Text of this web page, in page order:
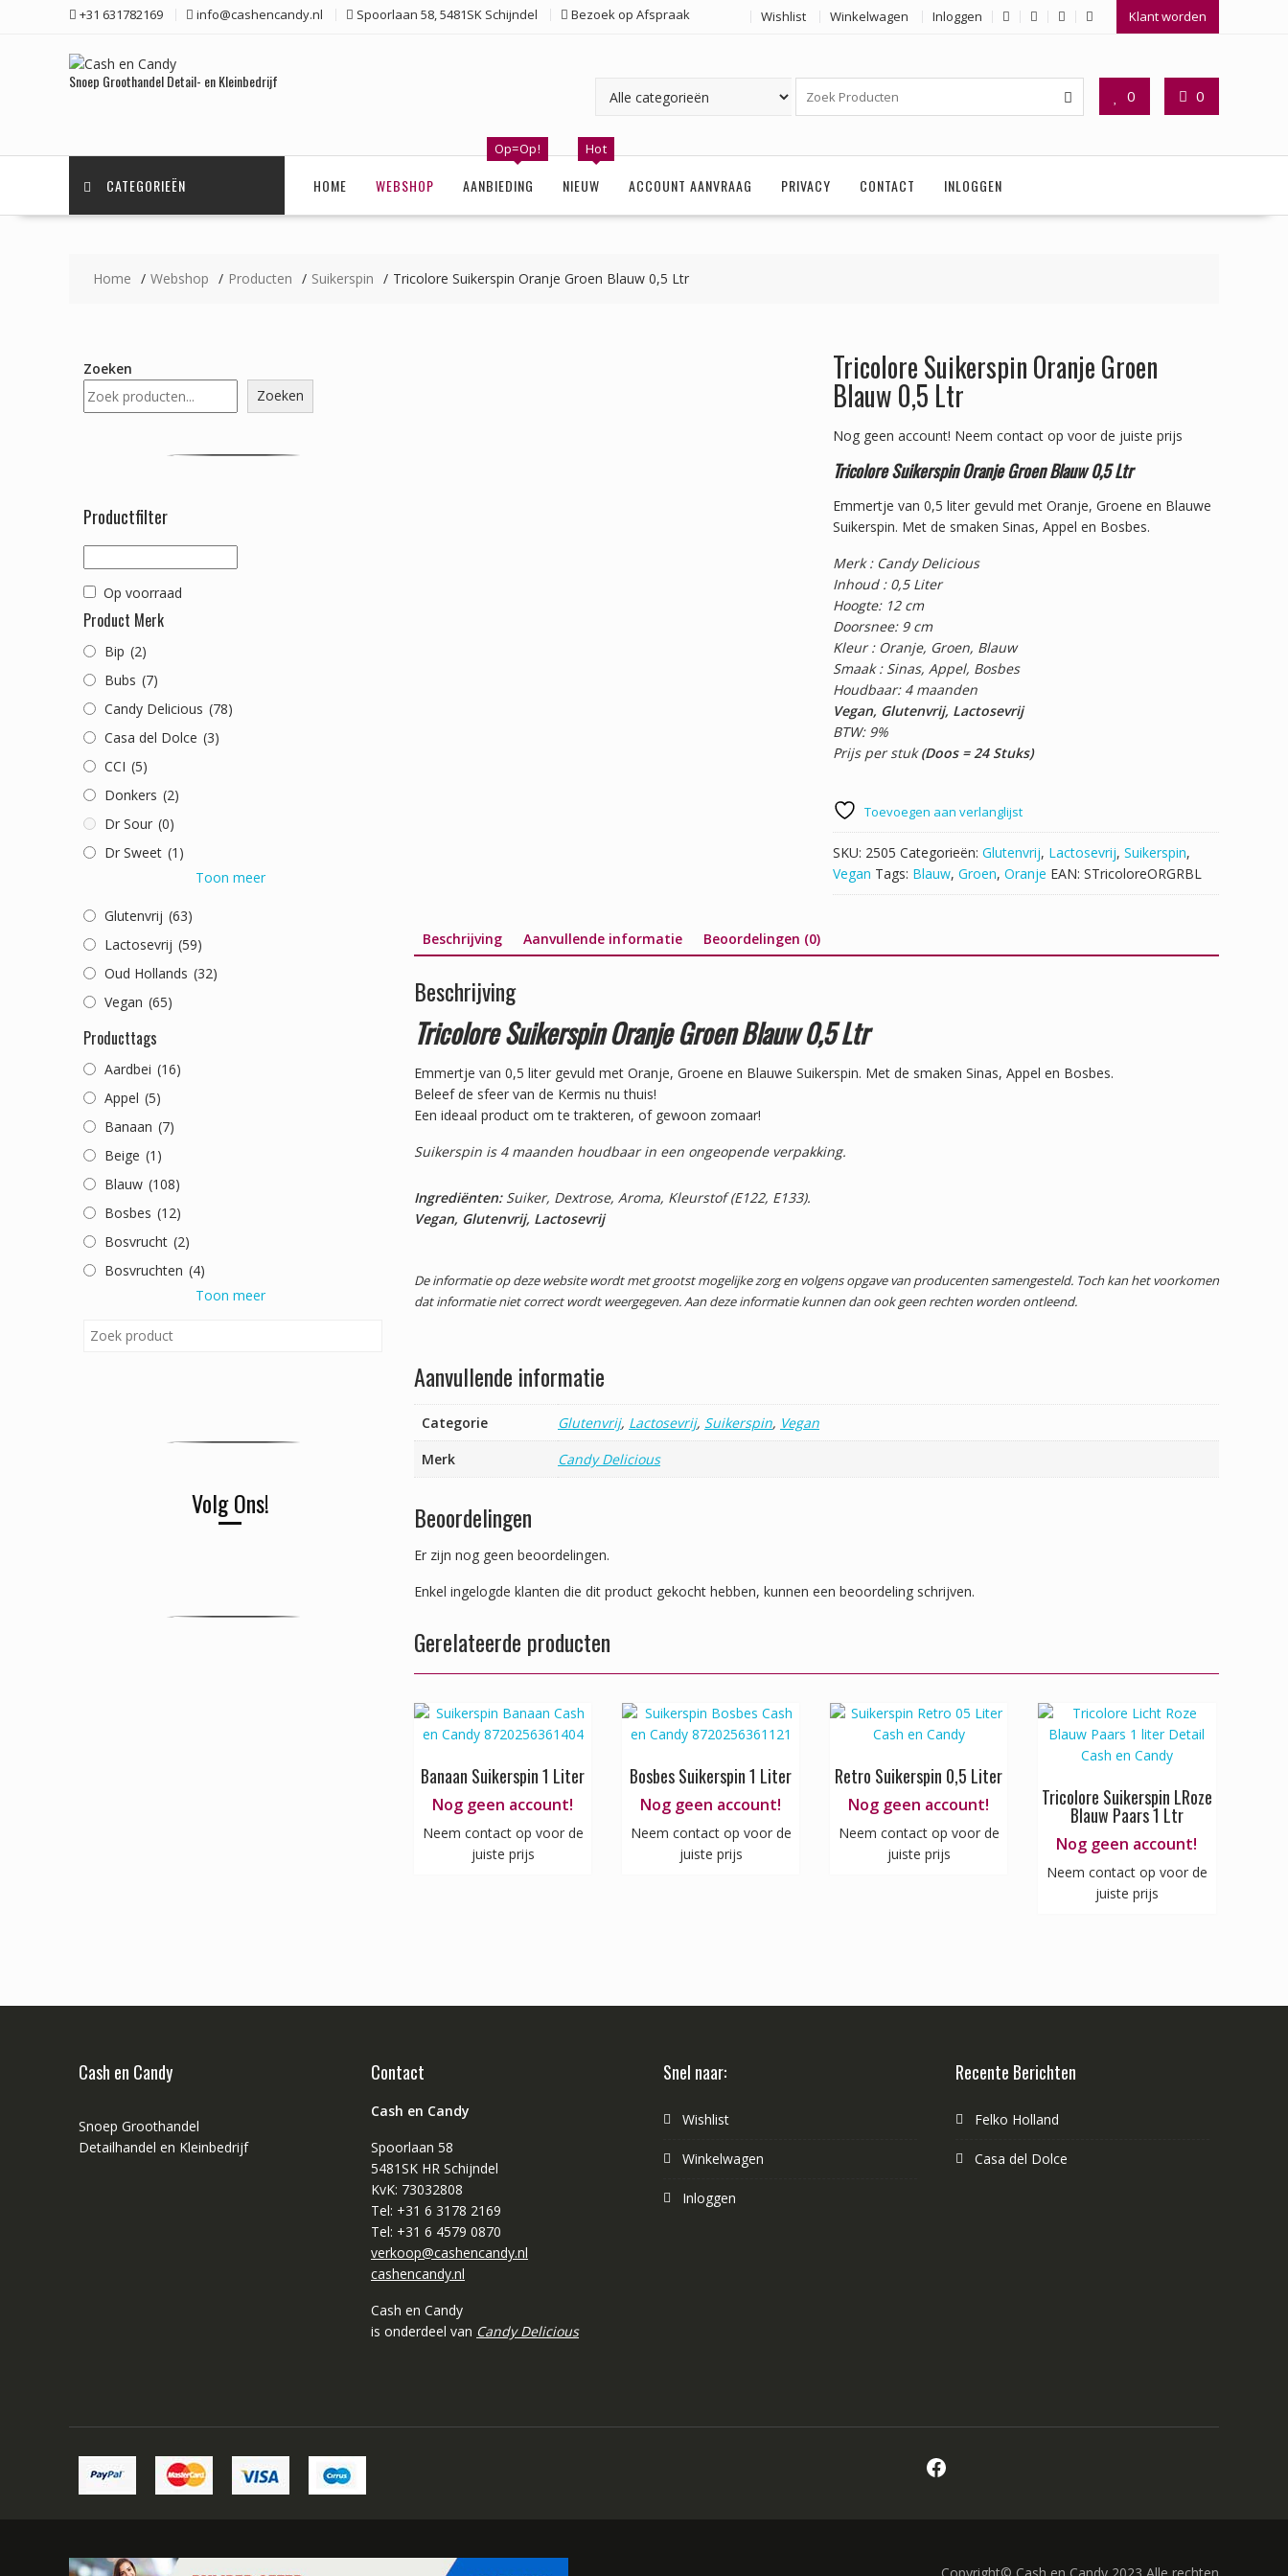
+31 631782169 info@cashencandy.nl Spoorlaan 58, 5481SK Schijndel Bezoek op Afspraak Wishlist Winkelwagen Inloggen Klant worden
Snoep Groothandel Detail- en Kleinbedrijf
0 0
CATEGORIEËN HOME WEBSHOP AANBIEDING
Op=Op!
NIEUW
Hot
ACCOUNT AANVRAAG PRIVACY CONTACT INLOGGEN
Home Webshop Producten Suikerspin Tricolore Suikerspin Oranje Groen Blauw 0,5 Ltr
Tricolore Suikerspin Oranje Groen
Blauw 0,5 Ltr
Nog geen account! Neem contact op voor de juiste prijs
Tricolore Suikerspin Oranje Groen Blauw 0,5 Ltr
Emmertje van 0,5 liter gevuld met Oranje, Groene en Blauwe
Suikerspin. Met de smaken Sinas, Appel en Bosbes.
Merk : Candy Delicious
Inhoud : 0,5 Liter
Hoogte: 12 cm
Doorsnee: 9 cm
Kleur : Oranje, Groen, Blauw
Smaak : Sinas, Appel, Bosbes
Houdbaar: 4 maanden
Vegan, Glutenvrij, Lactosevrij
BTW: 9%
Prijs per stuk(Doos = 24 Stuks)
Toevoegen aan verlanglijst
SKU: 2505 Categorieën: Glutenvrij, Lactosevrij, Suikerspin,
Vegan Tags: Blauw, Groen, Oranje EAN: STricoloreORGRBL
Beschrijving Aanvullende informatie Beoordelingen (0)
Beschrijving
Tricolore Suikerspin Oranje Groen Blauw 0,5 Ltr
Emmertje van 0,5 liter gevuld met Oranje, Groene en Blauwe Suikerspin. Met de smaken Sinas, Appel en Bosbes.
Beleef de sfeer van de Kermis nu thuis!
Een ideaal product om te trakteren, of gewoon zomaar!
Suikerspin is 4 maanden houdbaar in een ongeopende verpakking.
Ingrediënten:Suiker, Dextrose, Aroma, Kleurstof (E122, E133).
Vegan, Glutenvrij, Lactosevrij
De informatie op deze website wordt met grootst mogelijke zorg en volgens opgave van producenten samengesteld. Toch kan het voorkomen
dat informatie niet correct wordt weergegeven. Aan deze informatie kunnen dan ook geen rechten worden ontleend.
Aanvullende informatie
Categorie Glutenvrij, Lactosevrij, Suikerspin, Vegan
Merk
Candy Delicious
Beoordelingen
Er zijn nog geen beoordelingen.
Enkel ingelogde klanten die dit product gekocht hebben, kunnen een beoordeling schrijven.
Gerelateerde producten
Banaan Suikerspin 1 Liter
Nog geen account!
Neem contact op voor de
juiste prijs
Bosbes Suikerspin 1 Liter
Nog geen account!
Neem contact op voor de
juiste prijs
Retro Suikerspin 0,5 Liter
Nog geen account!
Neem contact op voor de
juiste prijs
Tricolore Suikerspin LRoze
Blauw Paars 1 Ltr
Nog geen account!
Neem contact op voor de
juiste prijs
Zoeken
Zoeken
Productfilter
Op voorraad
Product Merk
Bip (2)
Bubs (7)
Candy Delicious (78)
Casa del Dolce (3)
CCI (5)
Donkers (2)
Dr Sour (0)
Dr Sweet (1)
Toon meer
Glutenvrij (63)
Lactosevrij (59)
Oud Hollands (32)
Vegan (65)
Producttags
Aardbei (16)
Appel (5)
Banaan (7)
Beige (1)
Blauw (108)
Bosbes (12)
Bosvrucht (2)
Bosvruchten (4)
Toon meer
Volg Ons!
Cash en Candy
Snoep Groothandel
Detailhandel en Kleinbedrijf
Contact
Cash en Candy
Spoorlaan 58
5481SK HR Schijndel
KvK: 73032808
Tel: +31 6 3178 2169
Tel: +31 6 4579 0870
verkoop@cashencandy.nl
cashencandy.nl
Cash en Candy
is onderdeel van Candy Delicious
Snel naar:
Wishlist
Winkelwagen
Inloggen
Recente Berichten
Felko Holland
Casa del Dolce
Facebook
Copyright© Cash en Candy 2023 Alle rechten